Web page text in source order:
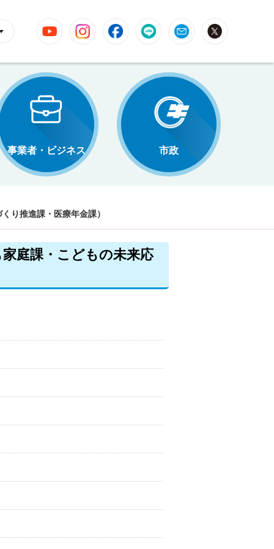
YouTube InstagramFacebookLINE Mail
事業者・ビジネス 市政
り推進課・医療年金課）
庭課・こどもの未来応